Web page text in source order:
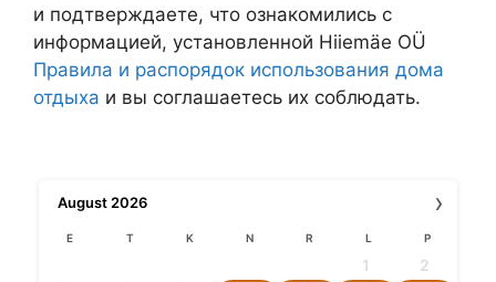
и подтверждаете, что ознакомились с
информацией, установленной Hiiemäe OÜ
Правила и распорядок использования дома
отдыха и вы соглашаетесь их соблюдать.
›
August2026
E T K N R L P
1
2